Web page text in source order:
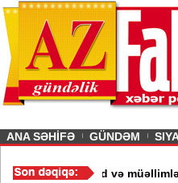
ANA SƏHİFƏ GÜNDƏM
məktəb bağlandı - Şagird və